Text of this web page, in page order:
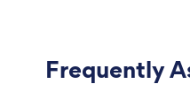
Frequently